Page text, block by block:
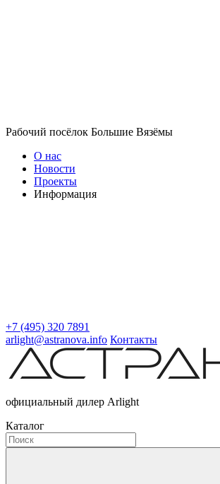
Рабочий посёлок Большие Вязёмы
О нас
Новости
Проекты
Информация
+7 (495) 320 7891
arlight@astranova.info Контакты
официальный дилер Arlight
Каталог